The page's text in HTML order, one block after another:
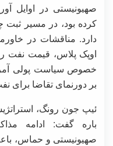
صهیونیستی در اوایل
کرده بود، در مسیر ثبت
دارد. مناقشات در
اوپک پلاس، قیمت نفت
خصوص سیاست پولی
بر دورنمای تقاضا برای
ئیپ جون رونگ،
باره گفت: ادامه
صهیونیستی و حماس،